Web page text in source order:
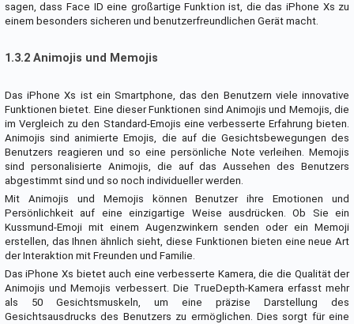
sagen, dass Face ID eine großartige Funktion ist, die das iPhone Xs zu
einem besonders sicheren und benutzerfreundlichen Gerät macht.
1.3.2 Animojis und Memojis
Das iPhone Xs ist ein Smartphone, das den Benutzern viele innovative
Funktionen bietet. Eine dieser Funktionen sind Animojis und Memojis, die
im Vergleich zu den Standard-Emojis eine verbesserte Erfahrung bieten.
Animojis sind animierte Emojis, die auf die Gesichtsbewegungen des
Benutzers reagieren und so eine persönliche Note verleihen. Memojis
sind personalisierte Animojis, die auf das Aussehen des Benutzers
abgestimmt sind und so noch individueller werden.
Mit Animojis und Memojis können Benutzer ihre Emotionen und
Persönlichkeit auf eine einzigartige Weise ausdrücken. Ob Sie ein
Kussmund-Emoji mit einem Augenzwinkern senden oder ein Memoji
erstellen, das Ihnen ähnlich sieht, diese Funktionen bieten eine neue Art
der Interaktion mit Freunden und Familie.
Das iPhone Xs bietet auch eine verbesserte Kamera, die die Qualität der
Animojis und Memojis verbessert. Die TrueDepth-Kamera erfasst mehr
als 50 Gesichtsmuskeln, um eine präzise Darstellung des
Gesichtsausdrucks des Benutzers zu ermöglichen. Dies sorgt für eine